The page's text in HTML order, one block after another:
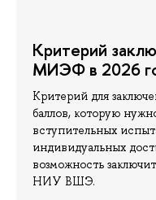
Критерий
МИЭФ в 2026
Критерий для
баллов, которую
вступительных
индивидуальных
возможность
НИУ ВШЭ.